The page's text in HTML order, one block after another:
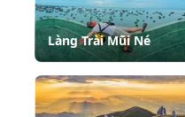
Làng Trài Mũi Né